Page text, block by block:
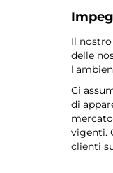
Il
delle
Ci
di
vigenti.
clienti